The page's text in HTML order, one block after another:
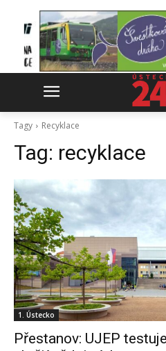
Tagy Recyklace
Tag: recyklace
1. Ústecko
Přestanov: UJEP